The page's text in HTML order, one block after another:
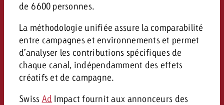
de 6 600 personnes.
La méthodologie unifiée assure la comparabilité
entre campagnes et environnements et permet
d’analyser les contributions spécifiques de
chaque canal, indépendamment des effets
créatifs et de campagne.
Swiss Ad Impact fournit aux annonceurs des